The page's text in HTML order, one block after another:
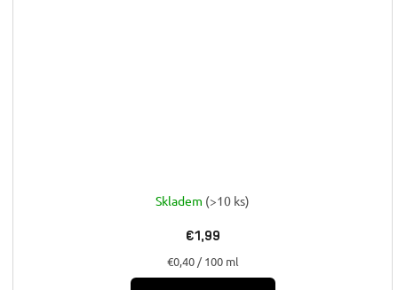
Skladem (>10 ks)
€1,99
Jednotková
cena:
€0,40 / 100 ml